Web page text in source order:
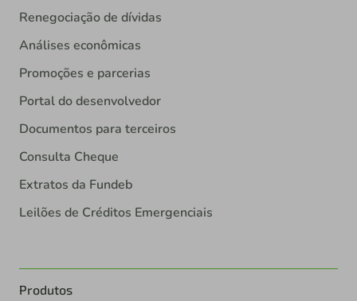
Renegociação de dívidas
Análises econômicas
Promoções e parcerias
Portal do desenvolvedor
Documentos para terceiros
Consulta Cheque
Extratos da Fundeb
Leilões de Créditos Emergenciais
Produtos